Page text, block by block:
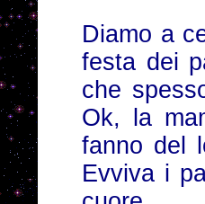
Diamo a
festa dei
che
Ok, la
fanno del
Evviva i